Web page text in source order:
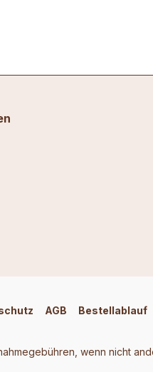
AGB Bestellablauf
wenn nicht